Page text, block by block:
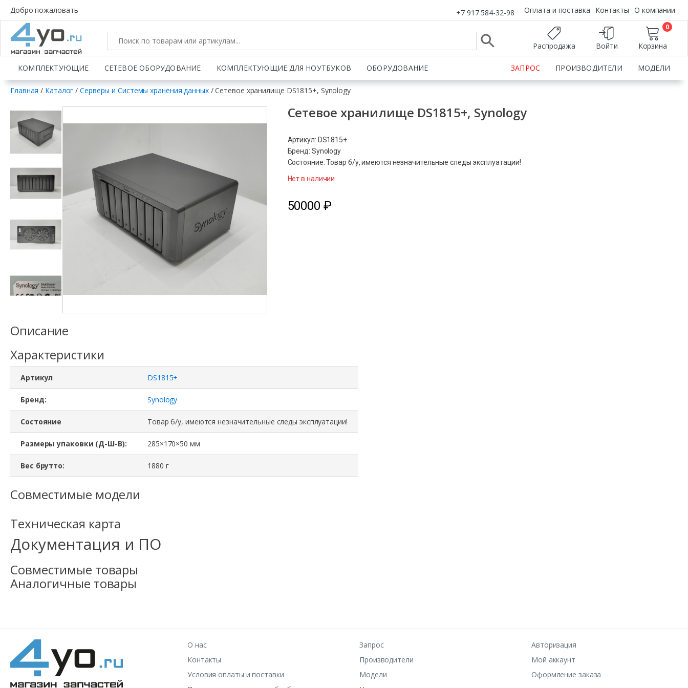
Добро пожаловать +7 917 584-32-98 Оплата и поставка Контакты О компании
Распродажа Войти Корзина
0
КОМПЛЕКТУЮЩИЕ СЕТЕВОЕ ОБОРУДОВАНИЕ КОМПЛЕКТУЮЩИЕ ДЛЯ НОУТБУКОВ ОБОРУДОВАНИЕ ЗАПРОС ПРОИЗВОДИТЕЛИ МОДЕЛИ
Главная / Каталог /Серверы и Системы хранения данных/ Сетевое хранилище DS1815+, Synology
Сетевое хранилище DS1815+, Synology
Артикул: DS1815+
Бренд: Synology
Состояние: Товар б/у, имеются незначительные следы эксплуатации!
Нет в наличии
50000 ₽
Описание
Характеристики
Артикул DS1815+
Бренд: Synology
Состояние Товар б/у, имеются незначительные следы эксплуатации!
Размеры упаковки (Д-Ш-В): 285×170×50 мм
Вес брутто: 1880 г
Совместимые модели
Техническая карта
Документация и ПО
Совместимые товары
Аналогичные товары
О нас
Контакты
Условия оплаты и поставки
Запрос
Производители
Модели
Авторизация
Мой аккаунт
Оформление заказа